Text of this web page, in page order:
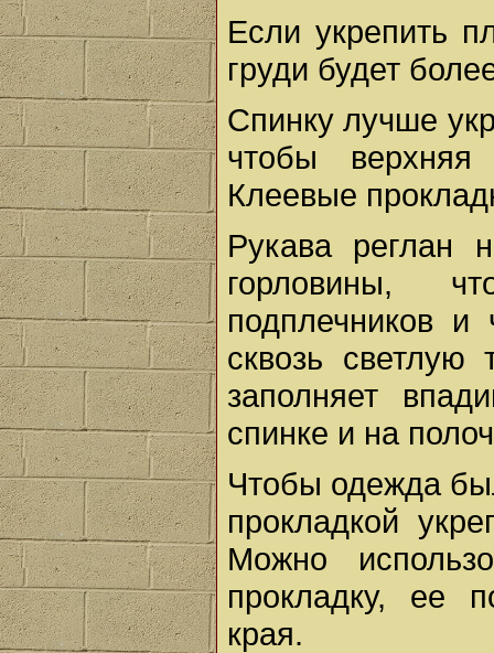
Если укрепить
груди будет
Спинку лучше
чтобы верхняя
Клеевые
Рукава реглан
горловины,
подплечников
сквозь светлую
заполняет
спинке и на
Чтобы одежда
прокладкой
Можно
прокладку, ее
края.